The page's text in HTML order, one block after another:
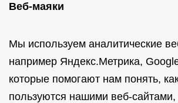
Веб-маяки
Мы используем аналитические
например Яндекс.Метрика,
которые помогают нам понять,
пользуются нашими веб-